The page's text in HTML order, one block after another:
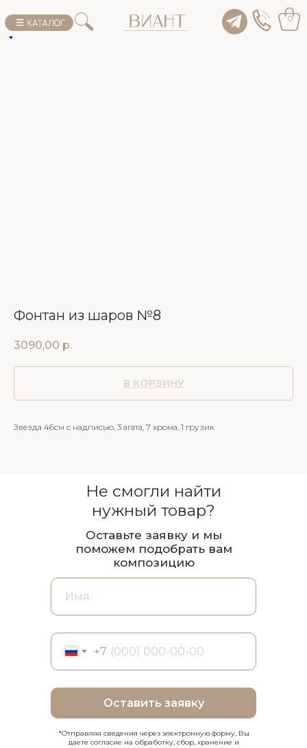
0
Фонтан из шаров №8
3090,00 р.
В КОРЗИНУ
Звезда 46см с надписью, 3 агата, 7 хрома, 1 грузик
+7
Оставить заявку
Не смогли найти
нужный товар?
Оставьте заявку и мы
поможем подобрать вам
композицию
*Отправляя сведения через электронную форму, Вы
даете согласие на обработку, сбор, хранение и